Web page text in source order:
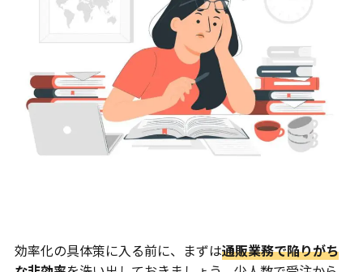
効率化の具体策に入る前に、まずは通販業務で陥りがち